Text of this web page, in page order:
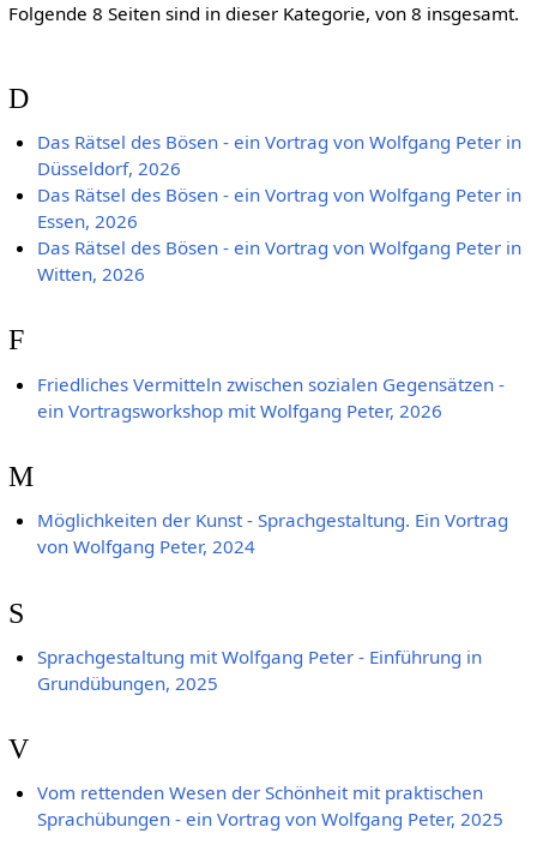
Folgende 8 Seiten sind in dieser Kategorie, von 8 insgesamt.
D
Das Rätsel des Bösen - ein Vortrag von Wolfgang Peter in
Düsseldorf, 2026
Das Rätsel des Bösen - ein Vortrag von Wolfgang Peter in
Essen, 2026
Das Rätsel des Bösen - ein Vortrag von Wolfgang Peter in
Witten, 2026
F
Friedliches Vermitteln zwischen sozialen Gegensätzen -
ein Vortragsworkshop mit Wolfgang Peter, 2026
M
Möglichkeiten der Kunst - Sprachgestaltung. Ein Vortrag
von Wolfgang Peter, 2024
S
Sprachgestaltung mit Wolfgang Peter - Einführung in
Grundübungen, 2025
V
Vom rettenden Wesen der Schönheit mit praktischen
Sprachübungen - ein Vortrag von Wolfgang Peter, 2025